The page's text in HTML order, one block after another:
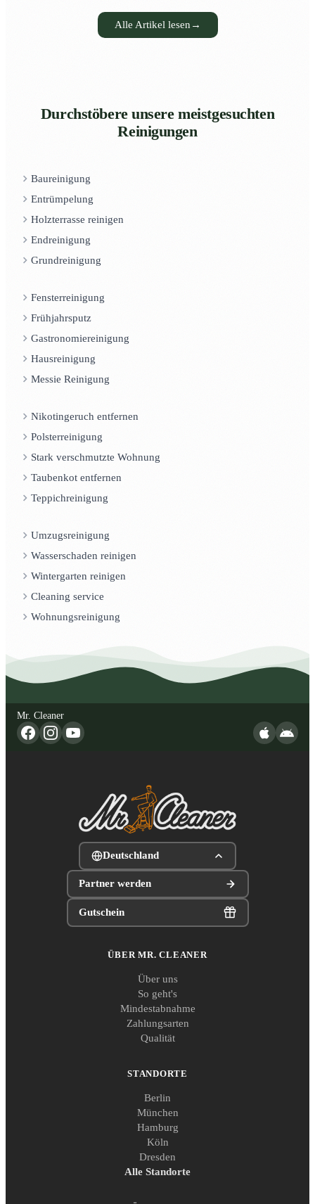
Alle Artikel lesen →
Durchstöbere unsere meistgesuchten
Reinigungen
Baureinigung
Entrümpelung
Holzterrasse reinigen
Endreinigung
Grundreinigung
Fensterreinigung
Frühjahrsputz
Gastronomiereinigung
Hausreinigung
Messie Reinigung
Nikotingeruch entfernen
Polsterreinigung
Stark verschmutzte Wohnung
Taubenkot entfernen
Teppichreinigung
Umzugsreinigung
Wasserschaden reinigen
Wintergarten reinigen
Cleaning service
Wohnungsreinigung
Mr. Cleaner
Deutschland
Partner werden
Gutschein
ÜBER MR. CLEANER
Über uns
So geht's
Mindestabnahme
Zahlungsarten
Qualität
STANDORTE
Berlin
München
Hamburg
Köln
Dresden
Alle Standorte